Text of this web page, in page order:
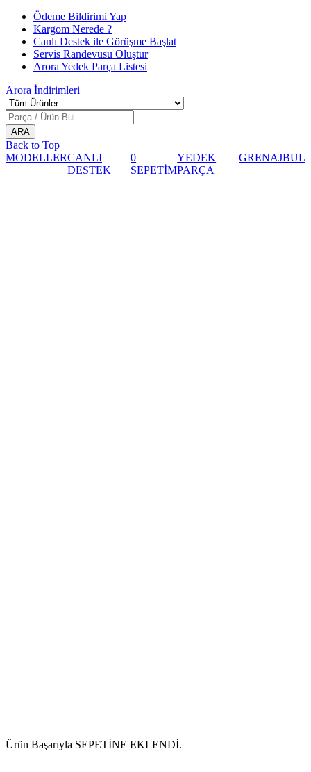
Ödeme Bildirimi Yap
Kargom Nerede ?
Canlı Destek ile Görüşme Başlat
Servis Randevusu Oluştur
Arora Yedek Parça Listesi
Arora İndirimleri
Back to Top
MODELLERCANLI
DESTEK
0
SEPETİM
YEDEK
PARÇA
GRENAJBUL
Ürün Başarıyla SEPETİNE EKLENDİ.